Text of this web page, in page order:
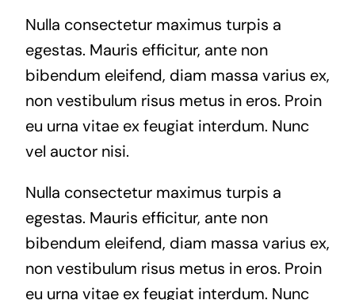
Nulla consectetur maximus turpis a
egestas. Mauris efficitur, ante non
bibendum eleifend, diam massa varius ex,
non vestibulum risus metus in eros. Proin
eu urna vitae ex feugiat interdum. Nunc
vel auctor nisi.
Nulla consectetur maximus turpis a
egestas. Mauris efficitur, ante non
bibendum eleifend, diam massa varius ex,
non vestibulum risus metus in eros. Proin
eu urna vitae ex feugiat interdum. Nunc